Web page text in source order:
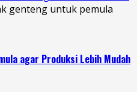
agar Produksi Lebih Mudah